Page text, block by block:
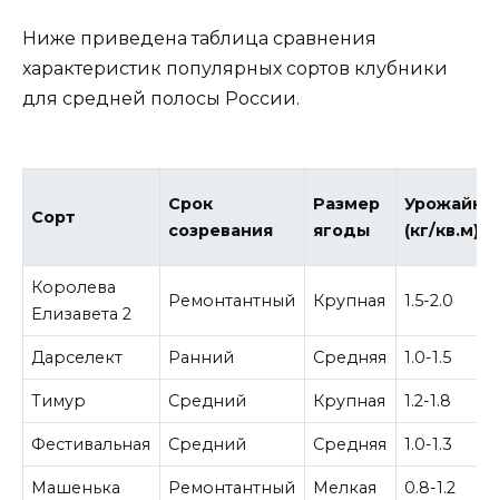
Ниже приведена таблица сравнения
характеристик популярных сортов клубники
для средней полосы России.
Сорт
Срок
созревания
Размер
ягоды
(кг/кв.м)
Королева
Елизавета 2
Ремонтантный Крупная 1.5-2.0
Дарселект Ранний Средняя 1.0-1.5
Тимур Средний Крупная 1.2-1.8
Фестивальная Средний Средняя 1.0-1.3
Машенька Ремонтантный Мелкая 0.8-1.2